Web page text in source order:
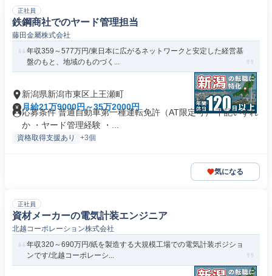
正社員
鉄鋼商社でのヤード管理担当
藤田金屬株式会社
年収359～577万円/東日本に広がるネットワークと安定した経営基
盤のもと、地域のものづく...
新潟県新潟市東区上王瀬町
月給21万9000円～35万2000円
応募条件 普通自動車第一種運転免許（AT限定可） 下記いずれ
か ・ヤード管理経験 ・...
資格取得支援あり +3個
気になる
正社員
資材メーカーの電気計装エンジニア
北越コーポレーション株式会社
年収320～690万円/紙を製造する大規模工場での電気計装ポジショ
ンです/北越コーポレーシ...